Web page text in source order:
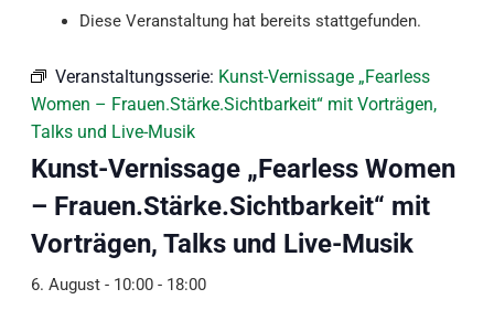
Diese Veranstaltung hat bereits stattgefunden.
Veranstaltungsserie: Kunst-Vernissage „Fearless
Women – Frauen.Stärke.Sichtbarkeit“ mit Vorträgen,
Talks und Live-Musik
Kunst-Vernissage „Fearless Women
– Frauen.Stärke.Sichtbarkeit“ mit
Vorträgen, Talks und Live-Musik
6. August - 10:00- 18:00